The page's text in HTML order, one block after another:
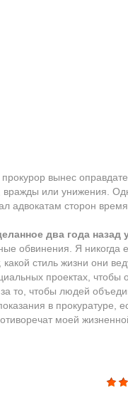
вынес
или унижения.
адвокатам сторон
два года назад
обвинения. Я
стиль жизни они
проектах,
за то, чтобы людей
в
моей